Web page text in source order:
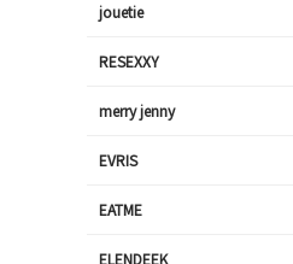
jouetie
RESEXXY
merry jenny
EVRIS
EATME
ELENDEEK